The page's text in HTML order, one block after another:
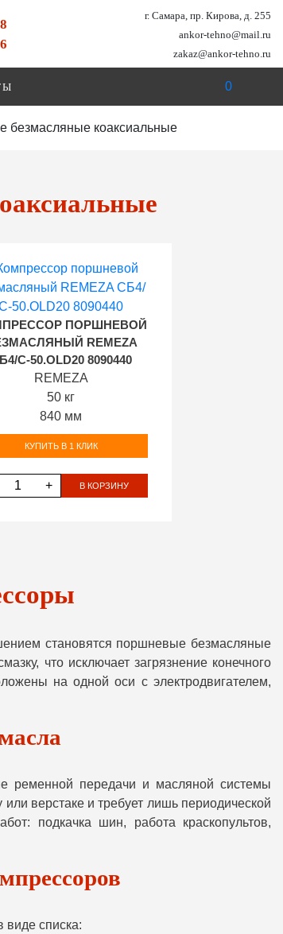
г. Самара, пр. Кирова, д. 255
ankor-tehno@mail.ru
zakaz@ankor-tehno.ru
0
безмасляные коаксиальные
ПОРШНЕВОЙ
REMEZA
С-50.OLD20 8090440
REMEZA
50 кг
840 мм
КУПИТЬ В 1 КЛИК
+ В КОРЗИНУ
становятся поршневые безмасляные
что исключает загрязнение конечного
на одной оси с электродвигателем,
ременной передачи и масляной системы
верстаке и требует лишь периодической
подкачка шин, работа краскопультов,
списка: